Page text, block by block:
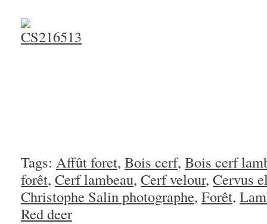
Tags: Affût foret, Bois cerf, Bois cerf
forêt, Cerf lambeau, Cerf velour, Cervus
Christophe Salin photographe, Forêt,
Red deer